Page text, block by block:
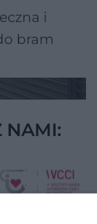
i
bram
NAMI: